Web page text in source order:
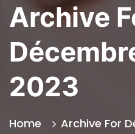
Archive
2023
Home Archive For